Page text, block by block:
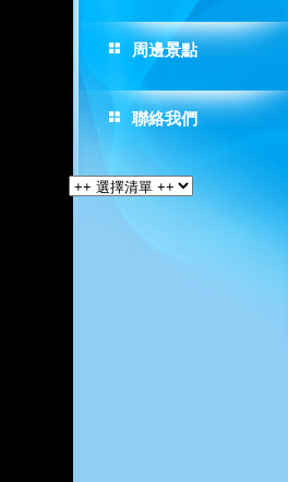
周邊景點
聯絡我們